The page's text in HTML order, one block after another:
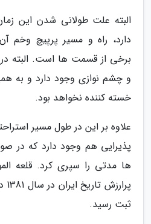
البته علت طولانی شدن این
دارد، راه و مسیر پرپیچ وخم
برخی از قسمت ها است. البته
و چشم نوازی وجود دارد و به
خسته کننده نخواهد بود.
علاوه بر این در طول مسیر
پذیرایی هم وجود دارد که در
ها مدتی را سپری کرد. قلعه
ثبت رسید.